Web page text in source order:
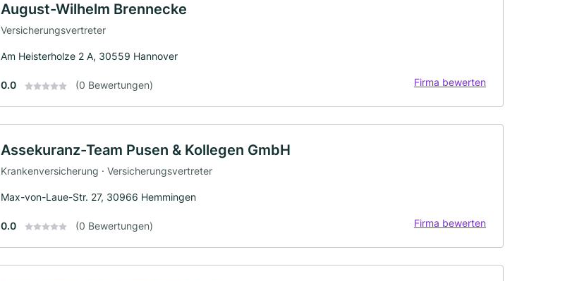
August-Wilhelm Brennecke
Versicherungsvertreter
Am Heisterholze 2 A, 30559 Hannover
0.0 (0 Bewertungen) Firma bewerten
Assekuranz-Team Pusen & Kollegen GmbH
Krankenversicherung · Versicherungsvertreter
Max-von-Laue-Str. 27, 30966 Hemmingen
0.0 (0 Bewertungen) Firma bewerten